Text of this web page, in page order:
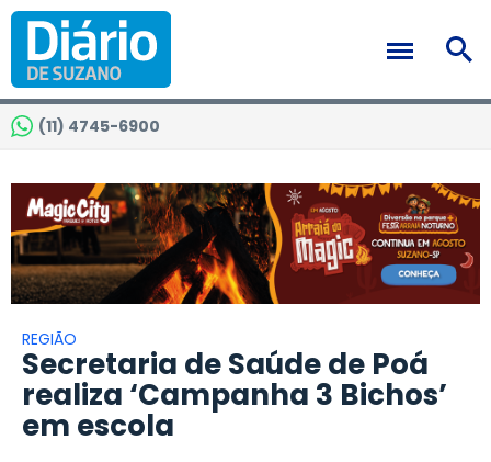
(11) 4745-6900
REGIÃO
Secretaria de Saúde de Poá
realiza ‘Campanha 3 Bichos’
em escola